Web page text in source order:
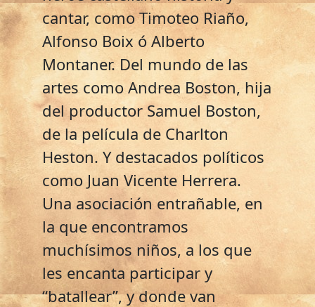
cantar, como Timoteo Riaño,
Alfonso Boix ó Alberto
Montaner. Del mundo de las
artes como Andrea Boston, hija
del productor Samuel Boston,
de la película de Charlton
Heston. Y destacados políticos
como Juan Vicente Herrera.
Una asociación entrañable, en
la que encontramos
muchísimos niños, a los que
les encanta participar y
“batallear”, y donde van